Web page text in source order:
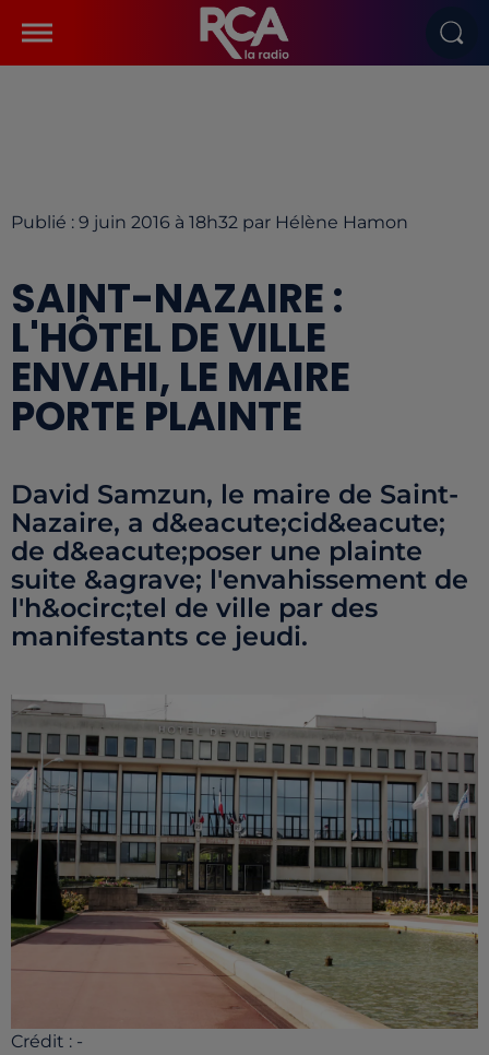
Publié : 9 juin 2016 à 18h32 par Hélène Hamon
SAINT-NAZAIRE :
L'HÔTEL DE VILLE
ENVAHI, LE MAIRE
PORTE PLAINTE
David Samzun, le maire de Saint-
Nazaire, a d&eacute;cid&eacute;
de d&eacute;poser une plainte
suite &agrave; l'envahissement de
l'h&ocirc;tel de ville par des
manifestants ce jeudi.
Crédit : -